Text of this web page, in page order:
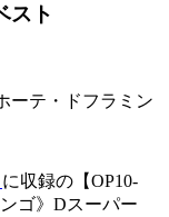
スト
に収録の【OP10-
ゴ》Dスーパー